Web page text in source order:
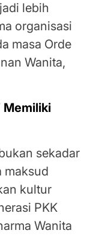
lebih
organisasi
masa Orde
Wanita,
Memiliki
sekadar
maksud
kultur
PKK
Wanita